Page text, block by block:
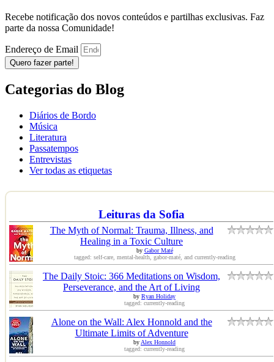
Recebe notificação dos novos conteúdos e partilhas exclusivas. Faz
parte da nossa Comunidade!
Endereço de Email
Quero fazer parte!
Categorias do Blog
Diários de Bordo
Música
Literatura
Passatempos
Entrevistas
Ver todas as etiquetas
Leituras da Sofia
The Myth of Normal: Trauma, Illness, and
Healing in a Toxic Culture
by Gabor Maté
tagged: self-care, mental-health, gabor-maté, and currently-reading
The Daily Stoic: 366 Meditations on Wisdom,
Perseverance, and the Art of Living
by Ryan Holiday
tagged: currently-reading
Alone on the Wall: Alex Honnold and the
Ultimate Limits of Adventure
byAlex Honnold
tagged: currently-reading